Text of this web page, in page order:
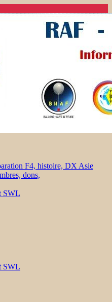
F4, histoire, DX Asie
dons,
SWL
SWL